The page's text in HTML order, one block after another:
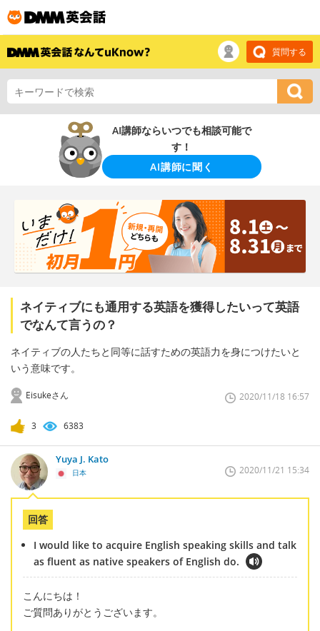
質問する
AI講師ならいつでも相談可能で
す！
AI講師に聞く
ネイティブにも通用する英語を獲得したいって英語
でなんて言うの？
ネイティブの人たちと同等に話すための英語力を身につけたいと
いう意味です。
Eisukeさん 2020/11/18 16:57
3 6383
Yuya J. Kato
日本 2020/11/21 15:34
回答
I would like to acquire English speaking skills and talk
as fluent as native speakers of English do.
こんにちは！
ご質問ありがとうございます。